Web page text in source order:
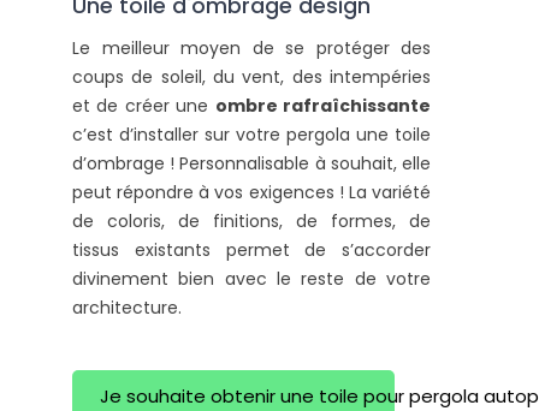
Le meilleur moyen de se protéger des
coups de soleil, du vent, des intempéries
et de créer une ombre rafraîchissante
c’est d’installer sur votre pergola une toile
d’ombrage ! Personnalisable à souhait, elle
peut répondre à vos exigences ! La variété
de coloris, de finitions, de formes, de
tissus existants permet de s’accorder
divinement bien avec le reste de votre
architecture.
Je souhaite obtenir une toile pour pergola